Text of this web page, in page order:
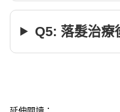
Q5: 落髮治療